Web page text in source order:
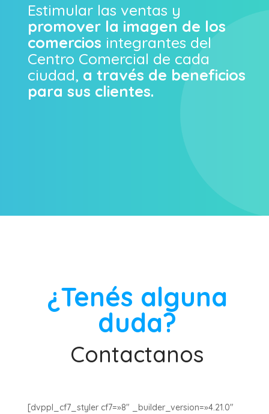
Estimular las ventas y
promover la imagen de los
comercios integrantes del
Centro Comercial de cada
ciudad, a través de beneficios
para sus clientes.
¿Tenés alguna
duda?
Contactanos
[dvppl_cf7_styler cf7=»8″ _builder_version=»4.21.0″